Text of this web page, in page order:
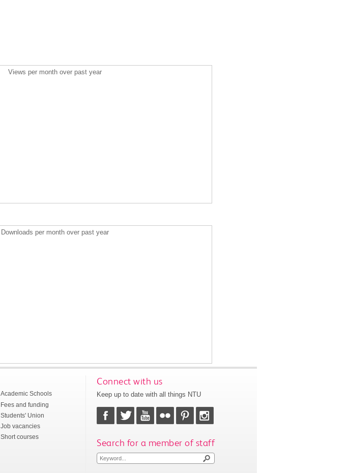
Views per month over past year
Downloads per month over past year
Academic Schools
Fees and funding
Students' Union
Job vacancies
Short courses
Connect with us
Keep up to date with all things NTU
Search for a member of staff